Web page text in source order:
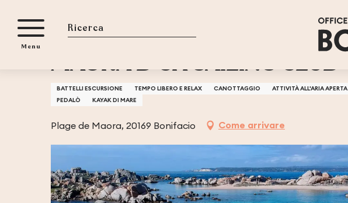
contenu
principal
Ricerca
Menu
MAORA B'CH SAILING CLUB
BATTELLI ESCURSIONE TEMPO LIBERO E RELAX CANOTTAGGIO ATTIVITÀ ALL'ARIA APERTA
PEDALÒ
KAYAK DI MARE
Plage de Maora, 20169 Bonifacio Come arrivare